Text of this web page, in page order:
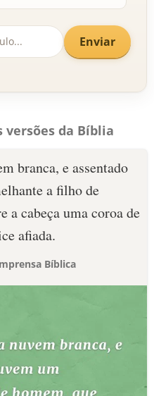
Enviar
versões da Bíblia
branca, e assentado
a filho de
a cabeça uma coroa de
afiada.
Bíblica